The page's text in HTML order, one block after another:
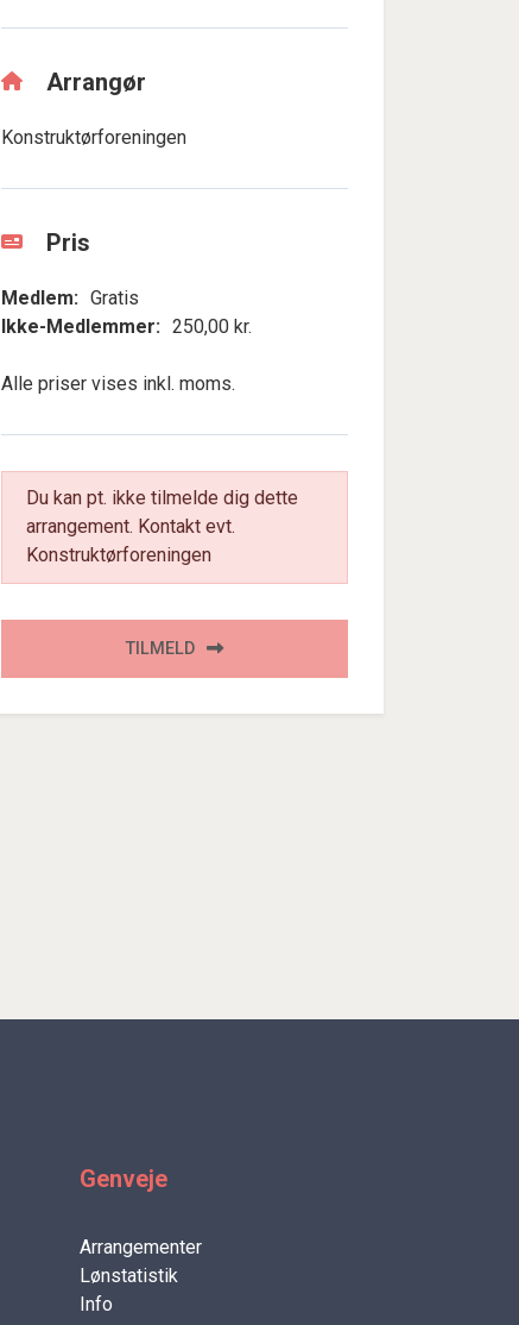
Arrangør
Konstruktørforeningen
Pris
Medlem: Gratis
Ikke-Medlemmer: 250,00 kr.
Alle priser vises inkl. moms.
Du kan pt. ikke tilmelde dig dette
arrangement. Kontakt evt.
Konstruktørforeningen
TILMELD
Genveje
Arrangementer
Lønstatistik
Info